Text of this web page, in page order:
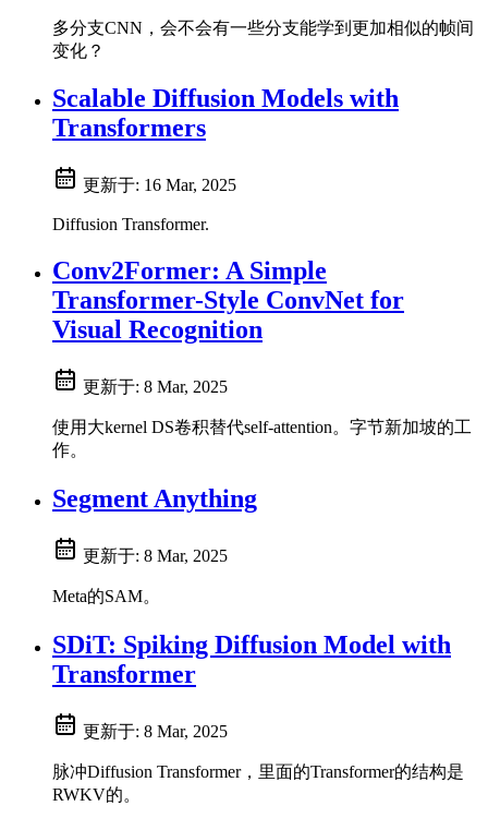
多分支CNN，会不会有一些分支能学到更加相似的帧间
变化？
Scalable Diffusion Models with
Transformers
更新于: 16 Mar, 2025
Diffusion Transformer.
Conv2Former: A Simple
Transformer-Style ConvNet for
Visual Recognition
更新于: 8 Mar, 2025
使用大kernel DS卷积替代self-attention。字节新加坡的工
作。
Segment Anything
更新于: 8 Mar, 2025
Meta的SAM。
SDiT: Spiking Diffusion Model with
Transformer
更新于: 8 Mar, 2025
脉冲Diffusion Transformer，里面的Transformer的结构是
RWKV的。